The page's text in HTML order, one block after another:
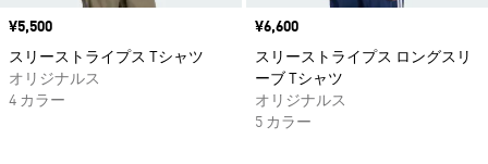
価格
¥5,500
スリーストライプス Tシャツ
オリジナルス
4 カラー
価格
¥6,600
スリーストライプス ロングスリ
ーブ Tシャツ
オリジナルス
5 カラー